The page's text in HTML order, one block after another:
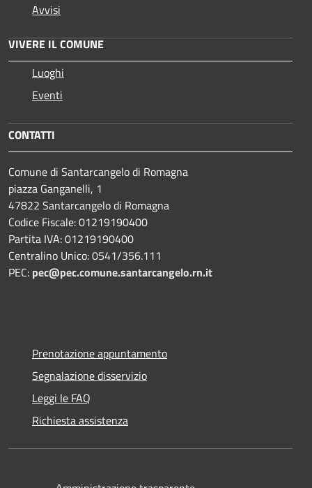
Avvisi
VIVERE IL COMUNE
Luoghi
Eventi
CONTATTI
Comune di Santarcangelo di Romagna
piazza Ganganelli, 1
47822 Santarcangelo di Romagna
Codice Fiscale: 01219190400
Partita IVA: 01219190400
Centralino Unico: 0541/356.111
PEC: pec@pec.comune.santarcangelo.rn.it
Prenotazione appuntamento
Segnalazione disservizio
Leggi le FAQ
Richiesta assistenza